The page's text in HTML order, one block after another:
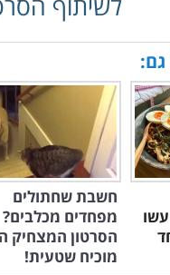
גם:
חשבת שחתולים
מפחדים מכלבים?
הסרטון המצחיק
מוכיח שטעית!